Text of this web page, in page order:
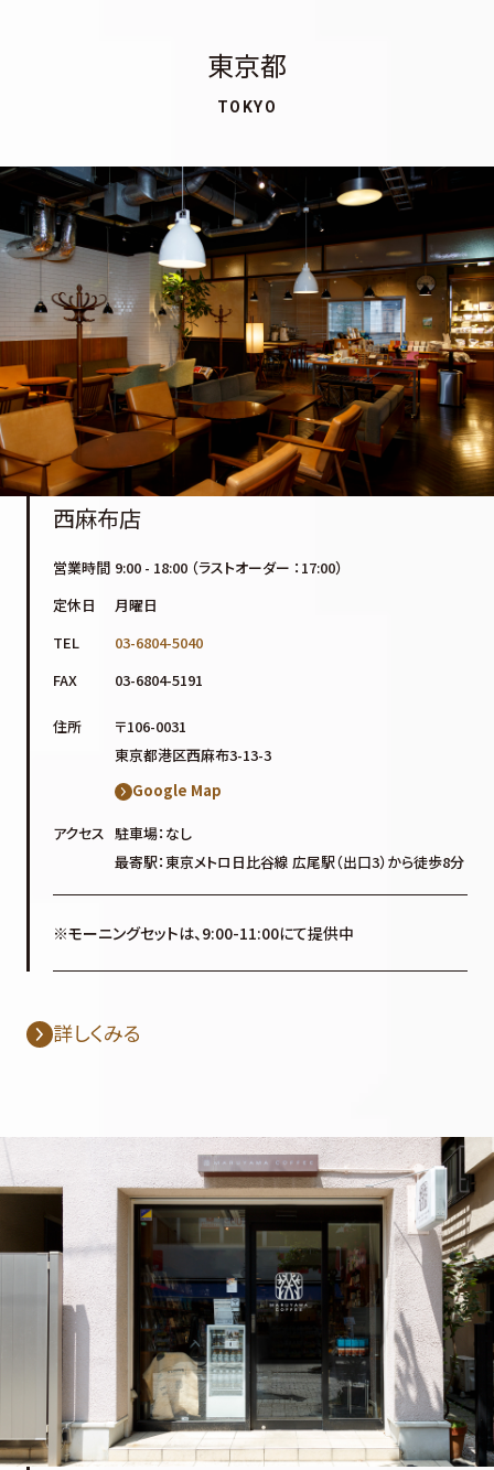
東京都
TOKYO
西麻布店
営業時間 9:00 - 18:00 （ラストオーダー ：17:00）
定休日
月曜日
TEL
03-6804-5040
FAX
03-6804-5191
住所
〒106-0031
東京都港区西麻布3-13-3
Google Map
アクセス 駐車場：なし
最寄駅：東京メトロ日比谷線 広尾駅（出口3）から徒歩8分
※モーニングセットは、9:00-11:00にて提供中
詳しくみる